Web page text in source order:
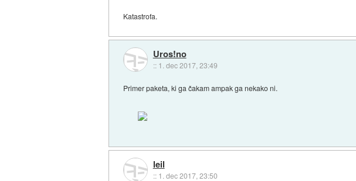
Katastrofa.
Uros!no
:: 1. dec 2017, 23:49
Primer paketa, ki ga čakam ampak ga nekako ni.
leil
:: 1. dec 2017, 23:50